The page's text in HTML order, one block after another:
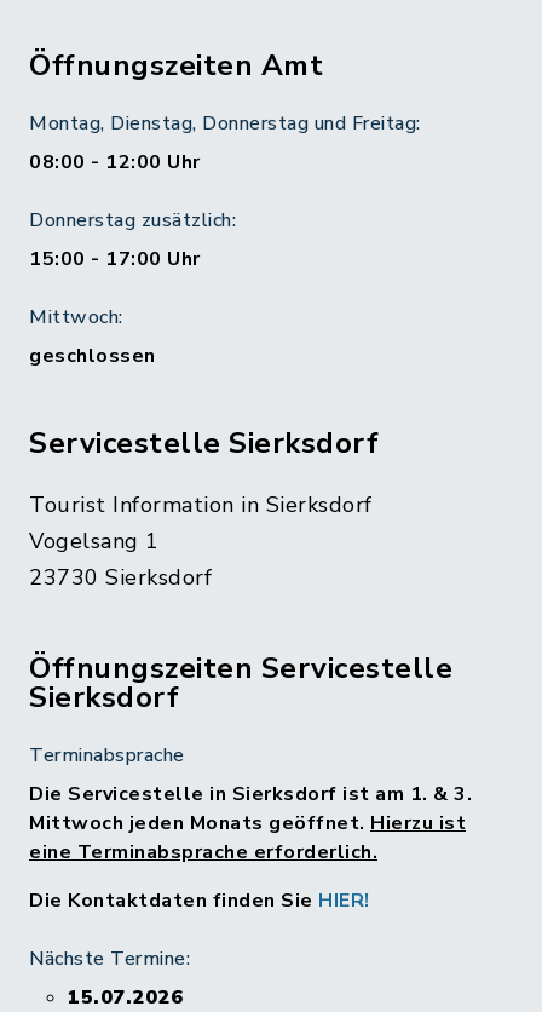
Öffnungszeiten Amt
Montag, Dienstag, Donnerstag und Freitag:
08:00 - 12:00 Uhr
Donnerstag zusätzlich:
15:00 - 17:00 Uhr
Mittwoch:
geschlossen
Servicestelle Sierksdorf
Tourist Information in Sierksdorf
Vogelsang 1
23730 Sierksdorf
Öffnungszeiten Servicestelle
Sierksdorf
Terminabsprache
Die Servicestelle in Sierksdorf ist am 1. & 3.
Mittwoch jeden Monats geöffnet. Hierzu ist
eine Terminabsprache erforderlich.
Die Kontaktdaten finden Sie HIER!
Nächste Termine:
15.07.2026